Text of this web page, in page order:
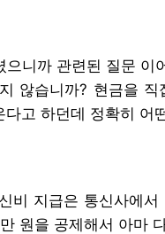
으니까 관련된 질문
않습니까? 현금을
다고 하던데 정확히 어
비 지급은 통신사에
원을 공제해서 아마